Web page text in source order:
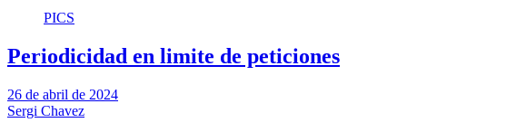
PICS
Periodicidad en limite de peticiones
26 de abril de 2024
Sergi Chavez